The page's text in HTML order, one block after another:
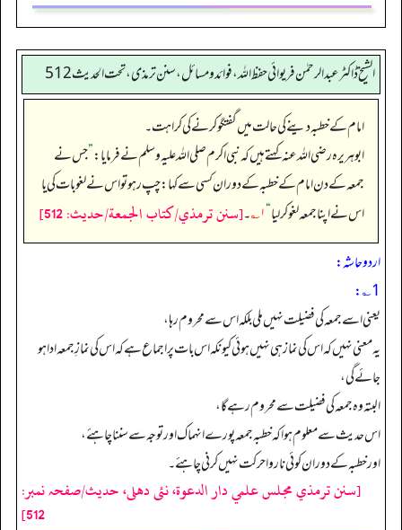
الشیخ ڈاکٹر عبد الرحمٰن فریوائی حفظ اللہ، فوائد و مسائل، سنن ترمذی، تحت الحديث 512
امام کے خطبہ دینے کی حالت میں گفتگو کرنے کی کراہت۔
ابوہریرہ رضی الله عنہ کہتے ہیں کہ نبی اکرم صلی اللہ علیہ وسلم نے فرمایا:”جس نے
جمعہ کے دن امام کے خطبہ کے دوران کسی سے کہا: چپ رہو تو اس نے لغو بات کی یا
اس نے اپنا جمعہ لغو کر لیا“۱؎ ۔[سنن ترمذي/كتاب الجمعة/حدیث: 512]
اردو حاشہ:
1؎:
یعنی اسے جمعہ کی فضیلت نہیں ملی بلکہ اس سے محروم رہا،
یہ معنی نہیں کہ اس کی نماز ہی نہیں ہوئی کیونکہ اس بات پر اجماع ہے کہ اس کی نمازِ جمعہ ادا ہو
جائے گی،
البتہ وہ جمعہ کی فضیلت سے محروم رہے گا،
اس حدیث سے معلوم ہوا کہ خطبہ جمعہ پورے انہماک اور توجہ سے سننا چاہئے،
اور خطبہ کے دوران کوئی ناروا حرکت نہیں کرنی چاہئے۔
[سنن ترمذي مجلس علمي دار الدعوة، نئى دهلى، حدیث/صفحہ نمبر:
512]